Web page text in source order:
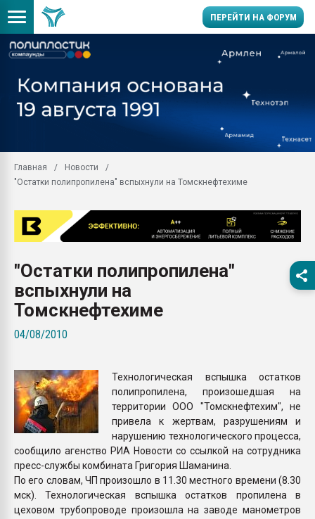
ПЕРЕЙТИ НА ФОРУМ
Вакуум-формовочные
28.07.2026
Всё, что касается
бутылок
Материал поверхности
вакуумного
Главная
Новости
"Остатки полипропилена" вспыхнули на Томскнефтехиме
"Остатки полипропилена"
вспыхнули на
Томскнефтехиме
04/08/2010
Технологическая вспышка остатков
полипропилена, произошедшая на
территории ООО "Томскнефтехим", не
привела к жертвам, разрушениям и
нарушению технологического процесса,
сообщило агенство РИА Новости со ссылкой на сотрудника
пресс-службы комбината Григория Шаманина.
По его словам, ЧП произошло в 11.30 местного времени (8.30
мск). Технологическая вспышка остатков пропилена в
цеховом трубопроводе произошла на заводе манометров